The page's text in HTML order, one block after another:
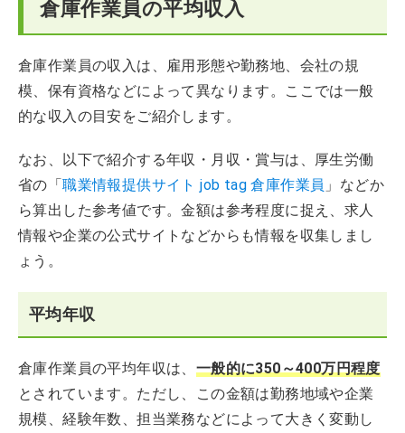
倉庫作業員の平均収入
倉庫作業員の収入は、雇用形態や勤務地、会社の規
模、保有資格などによって異なります。ここでは一般
的な収入の目安をご紹介します。
なお、以下で紹介する年収・月収・賞与は、厚生労働
省の「職業情報提供サイト job tag 倉庫作業員 」などか
ら算出した参考値です。金額は参考程度に捉え、求人
情報や企業の公式サイトなどからも情報を収集しまし
ょう。
平均年収
倉庫作業員の平均年収は、 一般的に350～400万円程度
とされています。ただし、この金額は勤務地域や企業
規模、経験年数、担当業務などによって大きく変動し